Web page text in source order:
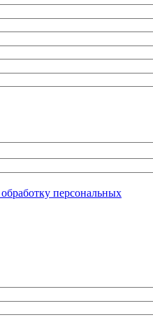
персональных